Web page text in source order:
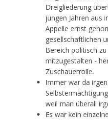
Dreigliederung
jungen Jahren aus
Appelle ernst
gesellschaftlichen
Bereich politisch
mitzugestalten -
Zuschauerrolle.
Immer war da
weil man überall
Es war kein